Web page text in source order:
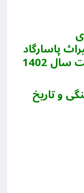
پاسارگاد
به عنوان بهترین شخصیت سال 1402
و تاریخ